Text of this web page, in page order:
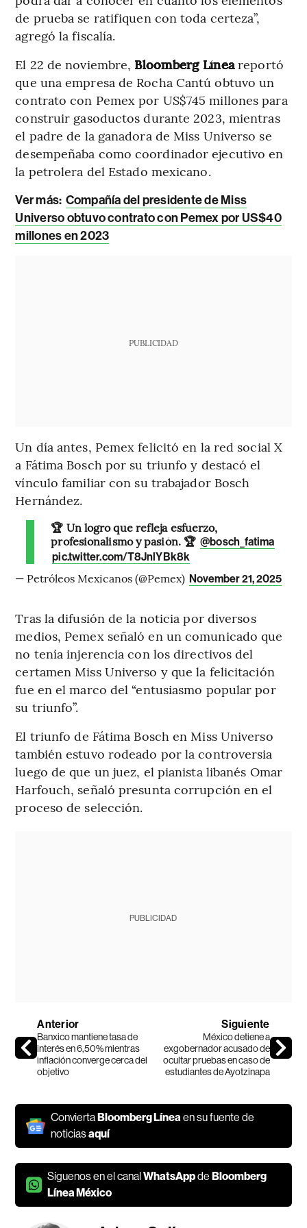
de prueba se ratifiquen con toda certeza”,
agregó la fiscalía.
El 22 de noviembre, Bloomberg Líneareportó
que una empresa de Rocha Cantú obtuvo un
contrato con Pemex por US$745 millones para
construir gasoductos durante 2023, mientras
el padre de la ganadora de Miss Universo se
desempeñaba como coordinador ejecutivo en
la petrolera del Estado mexicano.
Ver más: Compañía del presidente de Miss
Universo obtuvo contrato con Pemex por US$40
millones en 2023
PUBLICIDAD
Un día antes, Pemex felicitó en la red social X
a Fátima Bosch por su triunfo y destacó el
vínculo familiar con su trabajador Bosch
Hernández.
🏆 Un logro que refleja esfuerzo,
profesionalismo y pasión. 🏆 @bosch_fatima
pic.twitter.com/T8JnlYBk8k
— Petróleos Mexicanos (@Pemex) November 21, 2025
Tras la difusión de la noticia por diversos
medios, Pemex señaló en un comunicado que
no tenía injerencia con los directivos del
certamen Miss Universo y que la felicitación
fue en el marco del “entusiasmo popular por
su triunfo”.
El triunfo de Fátima Bosch en Miss Universo
también estuvo rodeado por la controversia
luego de que un juez, el pianista libanés Omar
Harfouch, señaló presunta corrupción en el
proceso de selección.
PUBLICIDAD
Anterior
Banxico mantiene tasa de
interés en 6,50% mientras
inflación converge cerca del
objetivo
Siguiente
México detiene a
exgobernador acusado de
ocultar pruebas en caso de
estudiantes de Ayotzinapa
Convierta Bloomberg Líneaen su fuente de
noticiasaquí
Síguenos en el canalWhatsAppde Bloomberg
Línea México